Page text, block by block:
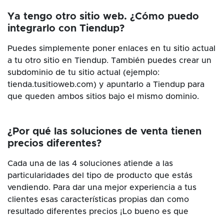
Ya tengo otro sitio web. ¿Cómo puedo
integrarlo con Tiendup?
Puedes simplemente poner enlaces en tu sitio actual
a tu otro sitio en Tiendup. También puedes crear un
subdominio de tu sitio actual (ejemplo:
tienda.tusitioweb.com) y apuntarlo a Tiendup para
que queden ambos sitios bajo el mismo dominio.
¿Por qué las soluciones de venta tienen
precios diferentes?
Cada una de las 4 soluciones atiende a las
particularidades del tipo de producto que estás
vendiendo. Para dar una mejor experiencia a tus
clientes esas características propias dan como
resultado diferentes precios ¡Lo bueno es que